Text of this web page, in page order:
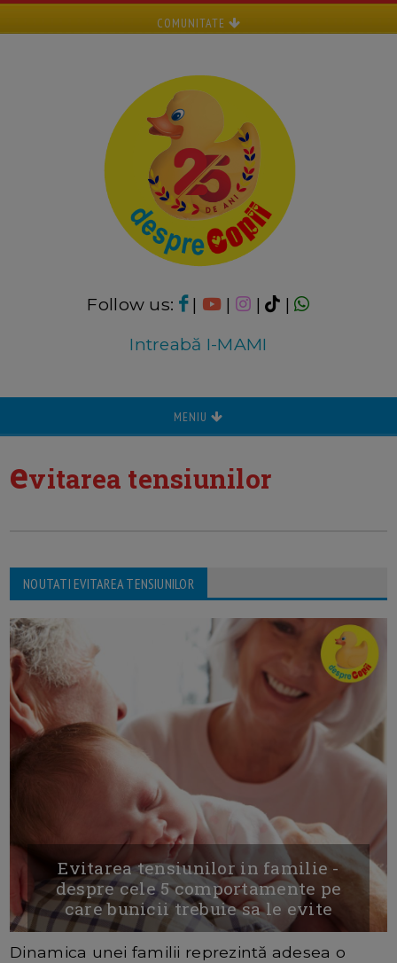
COMUNITATE
Follow us: | | |
|
Intreabă I-MAMI
MENIU
evitarea tensiunilor
NOUTATI EVITAREA TENSIUNILOR
Evitarea tensiunilor in familie -
despre cele 5 comportamente pe
care bunicii trebuie sa le evite
Dinamica unei familii reprezintă adesea o